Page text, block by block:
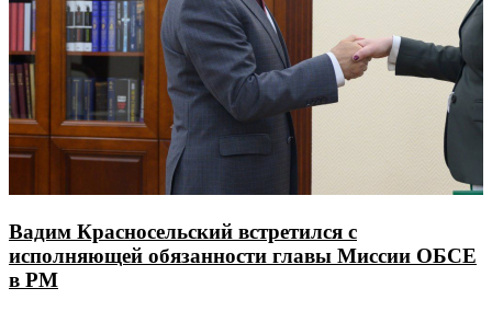
Вадим Красносельский встретился с
исполняющей обязанности главы Миссии ОБСЕ
в РМ